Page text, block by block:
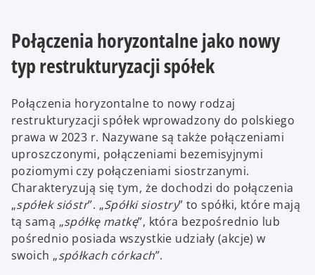
Połączenia horyzontalne jako nowy
typ restrukturyzacji spółek
Połączenia horyzontalne to nowy rodzaj
restrukturyzacji spółek wprowadzony do polskiego
prawa w 2023 r. Nazywane są także połączeniami
uproszczonymi, połączeniami bezemisyjnymi
poziomymi czy połączeniami siostrzanymi.
Charakteryzują się tym, że dochodzi do połączenia
„spółek sióstr”. „Spółki siostry” to spółki, które mają
tą samą „spółkę matkę”, która bezpośrednio lub
pośrednio posiada wszystkie udziały (akcje) w
swoich „spółkach córkach”.